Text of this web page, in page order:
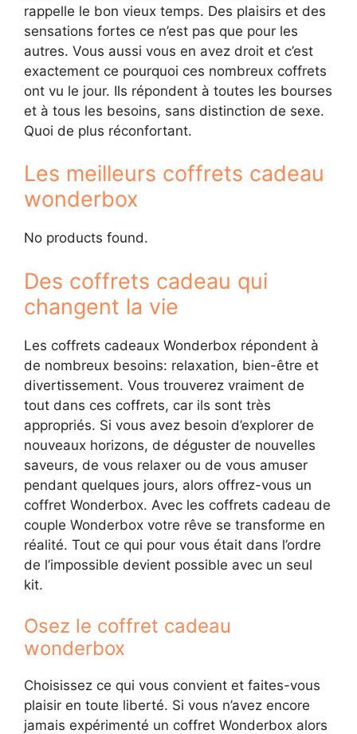
rappelle le bon vieux temps. Des plaisirs et des
sensations fortes ce n’est pas que pour les
autres. Vous aussi vous en avez droit et c’est
exactement ce pourquoi ces nombreux coffrets
ont vu le jour. Ils répondent à toutes les bourses
et à tous les besoins, sans distinction de sexe.
Quoi de plus réconfortant.
Les meilleurs coffrets cadeau
wonderbox
No products found.
Des coffrets cadeau qui
changent la vie
Les coffrets cadeaux Wonderbox répondent à
de nombreux besoins: relaxation, bien-être et
divertissement. Vous trouverez vraiment de
tout dans ces coffrets, car ils sont très
appropriés. Si vous avez besoin d’explorer de
nouveaux horizons, de déguster de nouvelles
saveurs, de vous relaxer ou de vous amuser
pendant quelques jours, alors offrez-vous un
coffret Wonderbox. Avec les coffrets cadeau de
couple Wonderbox votre rêve se transforme en
réalité. Tout ce qui pour vous était dans l’ordre
de l’impossible devient possible avec un seul
kit.
Osez le coffret cadeau
wonderbox
Choisissez ce qui vous convient et faites-vous
plaisir en toute liberté. Si vous n’avez encore
jamais expérimenté un coffret Wonderbox alors